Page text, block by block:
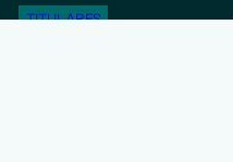
TITULARES